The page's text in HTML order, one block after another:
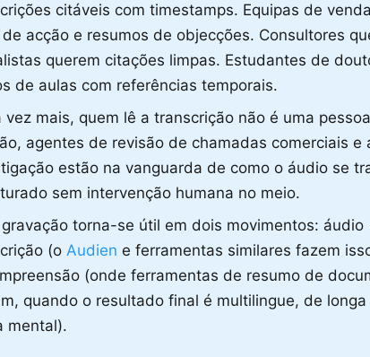
citáveis com timestamps. Equipas de
acção e resumos de objecções. Consultores
querem citações limpas. Estudantes de
de aulas com referências temporais.
vez mais, quem lê a transcrição não é uma
agentes de revisão de chamadas comerciais
estão na vanguarda de como o áudio se
sem intervenção humana no meio.
gravação torna-se útil em dois movimentos:
(o Audien e ferramentas similares fazem
(onde ferramentas de resumo de
quando o resultado final é multilingue, de
mental).